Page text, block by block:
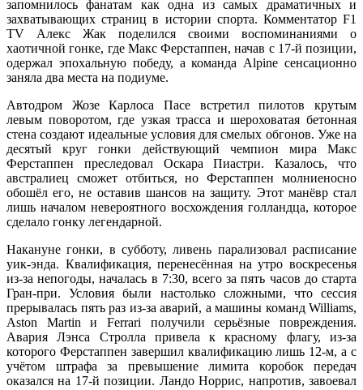
запомнилось фанатам как одна из самых драматичных и
захватывающих страниц в истории спорта. Комментатор F1
TV Алекс Жак поделился своими воспоминаниями о
хаотичной гонке, где Макс Ферстаппен, начав с 17-й позиции,
одержал эпохальную победу, а команда Alpine сенсационно
заняла два места на подиуме.
Автодром Жозе Карлоса Пасе встретил пилотов крутым
левым поворотом, где узкая трасса и шероховатая бетонная
стена создают идеальные условия для смелых обгонов. Уже на
десятый круг гонки действующий чемпион мира Макс
Ферстаппен преследовал Оскара Пиастри. Казалось, что
австралиец сможет отбиться, но Ферстаппен молниеносно
обошёл его, не оставив шансов на защиту. Этот манёвр стал
лишь началом невероятного восхождения голландца, которое
сделало гонку легендарной.
Накануне гонки, в субботу, ливень парализовал расписание
уик-энда. Квалификация, перенесённая на утро воскресенья
из-за непогоды, началась в 7:30, всего за пять часов до старта
Гран-при. Условия были настолько сложными, что сессия
прерывалась пять раз из-за аварий, а машины команд Williams,
Aston Martin и Ferrari получили серьёзные повреждения.
Авария Лэнса Стролла привела к красному флагу, из-за
которого Ферстаппен завершил квалификацию лишь 12-м, а с
учётом штрафа за превышение лимита коробок передач
оказался на 17-й позиции. Ландо Норрис, напротив, завоевал